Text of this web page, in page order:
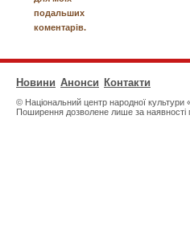
подальших
коментарів.
© Національний центр народної культури
Поширення дозволене лише за наявності
Новини Анонси Контакти